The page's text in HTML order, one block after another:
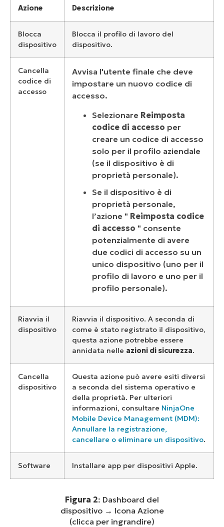
Azione Descrizione
Blocca
dispositivo
Blocca il profilo di lavoro del
dispositivo.
Cancella
codice di
accesso
Avvisa l'utente finale che deve
impostare un nuovo codice di
accesso.
Selezionare Reimposta
codice di accesso per
creare un codice di accesso
solo per il profilo aziendale
(se il dispositivo è di
proprietà personale).
Se il dispositivo è di
proprietà personale,
l’azione " Reimposta codice
di accesso " consente
potenzialmente di avere
due codici di accesso su un
unico dispositivo (uno per il
profilo di lavoro e uno per il
profilo personale).
Riavvia il
dispositivo
Riavvia il dispositivo. A seconda di
come è stato registrato il dispositivo,
questa azione potrebbe essere
annidata nelle azioni di sicurezza.
Cancella
dispositivo
Questa azione può avere esiti diversi
a seconda del sistema operativo e
della proprietà. Per ulteriori
informazioni, consultare NinjaOne
Mobile Device Management (MDM):
Annullare la registrazione,
cancellare o eliminare un dispositivo.
Software Installare app per dispositivi Apple.
Figura 2: Dashboard del
dispositivo → Icona Azione
(clicca per ingrandire)